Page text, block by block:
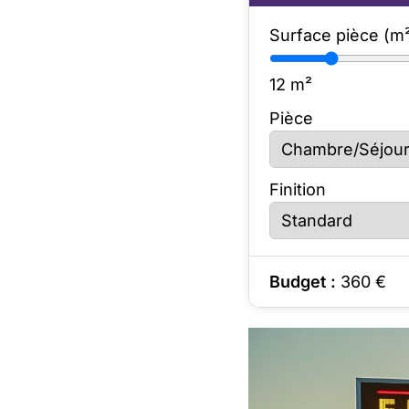
Surface pièce
12 m²
Pièce
Finition
Budget : 360 €